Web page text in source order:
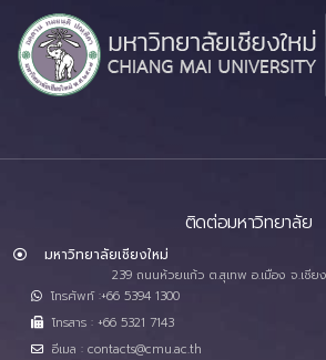
ติดต่อมหาวิทยาลัย
มหาวิทยาลัยเชียงใหม่
239 ถนนห้วยแก้ว ต.สุเทพ อ.เมือง จ.เชีย
โทรศัพท์ :+66 5394 1300
โทรสาร : +66 5321 7143
อีเมล : contacts@cmu.ac.th